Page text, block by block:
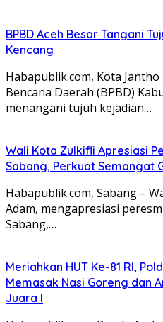
BPBD Aceh Besar Tangani
Kencang
Habapublik.com, Kota
Bencana Daerah (BPBD)
menangani tujuh kejadian…
Wali Kota Zulkifli Apresiasi
Sabang, Perkuat Semangat
Habapublik.com, Sabang –
Adam, mengapresiasi
Sabang,…
Meriahkan HUT Ke-81 RI,
Memasak Nasi Goreng dan
Juara I